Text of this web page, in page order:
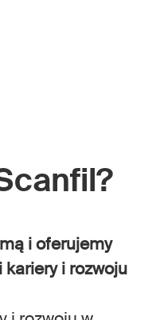
i oferujemy
i rozwoju